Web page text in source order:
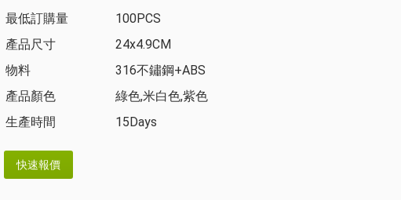
最低訂購量
100PCS
產品尺寸
24x4.9CM
物料
316不鏽鋼+ABS
產品顏色
綠色,米白色,紫色
生產時間
15Days